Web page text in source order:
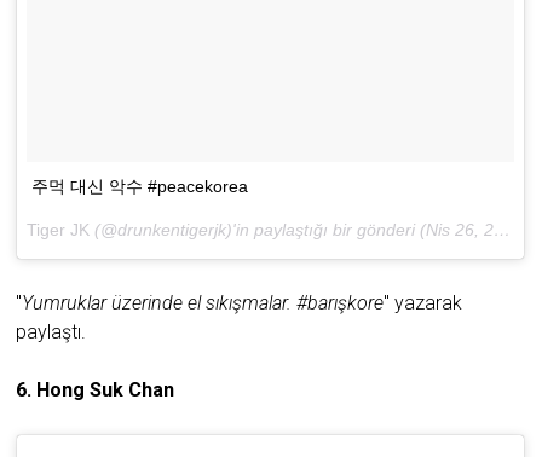
주먹 대신 악수 #peacekorea
Tiger JK (@drunkentigerjk)'in paylaştığı bir gönderi (Nis 26, 2018 at 6:08ös PDT
"Yumruklar üzerinde el sıkışmalar. #barışkore" yazarak
paylaştı.
6. Hong Suk Chan